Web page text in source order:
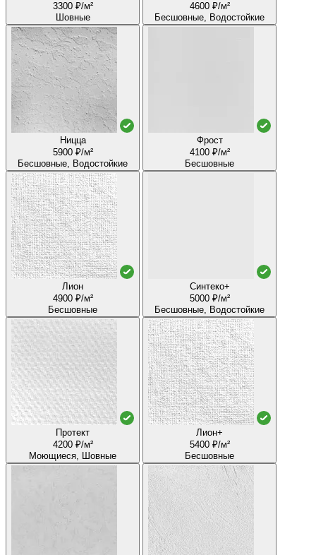
3300 ₽/м²
Шовные
4600 ₽/м²
Бесшовные, Водостойкие
Ницца
5900 ₽/м²
Бесшовные, Водостойкие
Фрост
4100 ₽/м²
Бесшовные
Лион
4900 ₽/м²
Бесшовные
Синтеко+
5000 ₽/м²
Бесшовные, Водостойкие
Протект
4200 ₽/м²
Моющиеся, Шовные
Лион+
5400 ₽/м²
Бесшовные